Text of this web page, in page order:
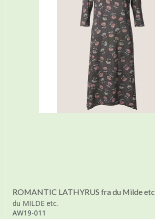
ROMANTIC LATHYRUS fra du Milde etc
du MILDE etc.
AW19-011